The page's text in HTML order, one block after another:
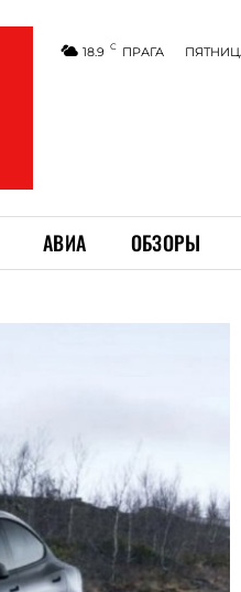
18.9 C ПРАГА
АВИА ОБЗОРЫ